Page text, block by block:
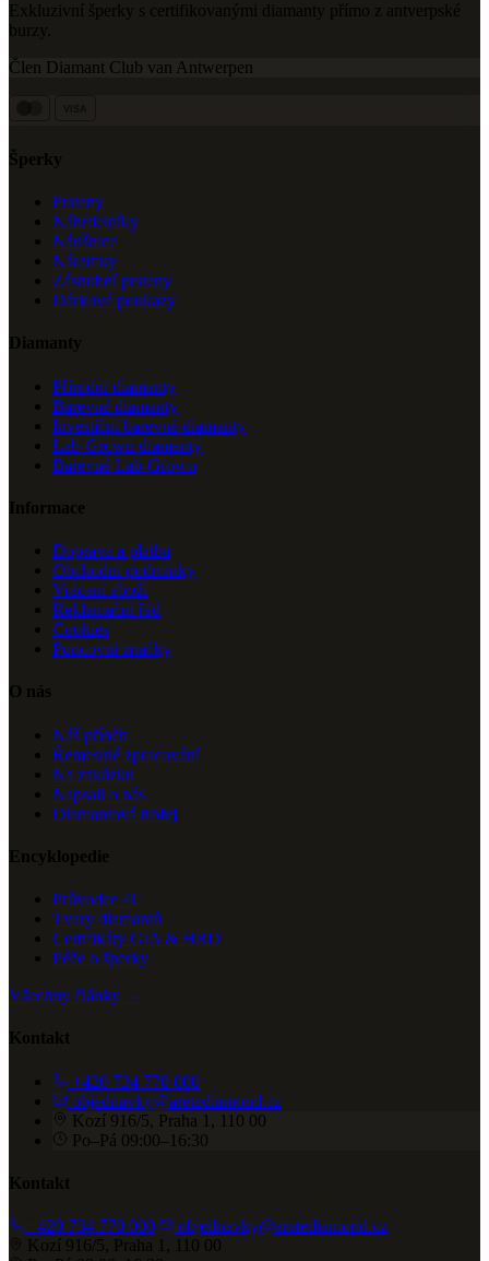
Exkluzivní šperky s certifikovanými diamanty přímo z antverpské
burzy.
Člen Diamant Club van Antwerpen
Šperky
Prsteny
Náhrdelníky
Náušnice
Náramky
Zásnubní prsteny
Dárkové poukazy
Diamanty
Přírodní diamanty
Barevné diamanty
Investiční barevné diamanty
Lab-Grown diamanty
Barevné Lab-Grown
Informace
Doprava a platba
Obchodní podmínky
Vrácení zboží
Reklamační řád
Cookies
Puncovní značky
O nás
Náš příběh
Řemeslné zpracování
Na zakázku
Napsali o nás
Diamantová trofej
Encyklopedie
Průvodce 4C
Tvary diamantů
Certifikáty GIA & HRD
Péče o šperky
Všechny články →
Kontakt
+420 734 770 000
objednavky@aretediamond.cz
Kozí 916/5, Praha 1, 110 00
Po–Pá 09:00–16:30
Kontakt
+420 734 770 000
objednavky@aretediamond.cz
Kozí 916/5, Praha 1, 110 00